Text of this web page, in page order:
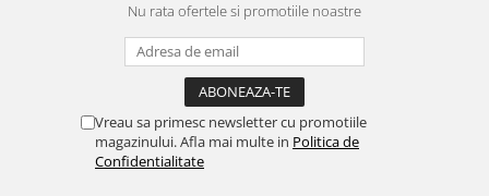
Sporturi de interior
TV, Audio & Foto
Nu rata ofertele si promotiile noastre
Vreau sa primesc newsletter cu promotiile
magazinului. Afla mai multe in Politica de
Confidentialitate